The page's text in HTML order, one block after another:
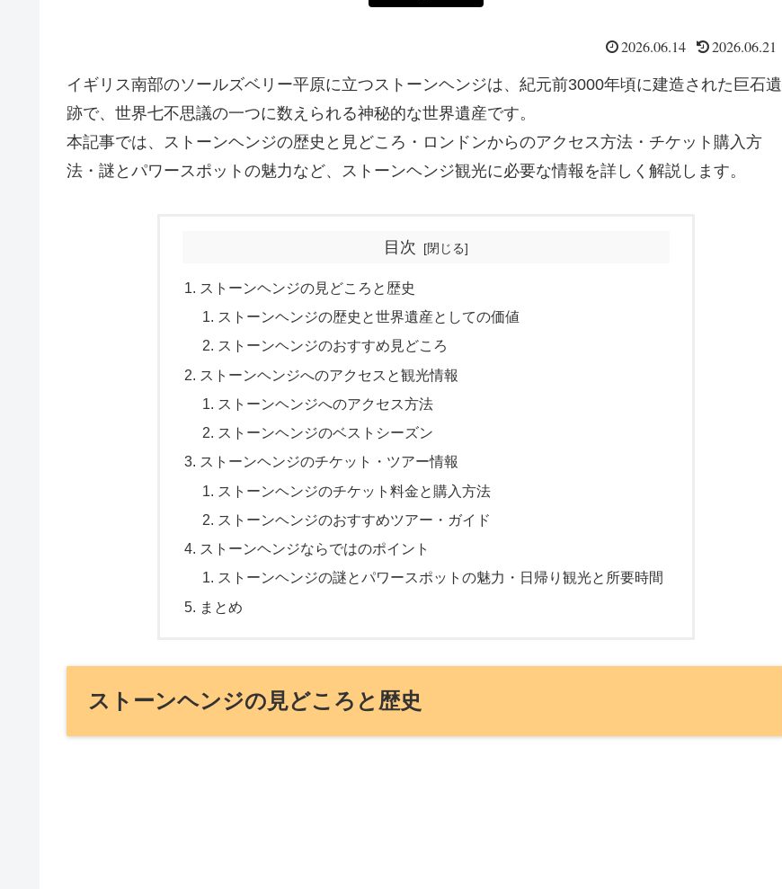
2026.06.14 2026.06.21
イギリス南部のソールズベリー平原に立つストーンヘンジは、紀元前3000年頃に建造された巨石遺
跡で、世界七不思議の一つに数えられる神秘的な世界遺産です。
本記事では、ストーンヘンジの歴史と見どころ・ロンドンからのアクセス方法・チケット購入方
法・謎とパワースポットの魅力など、ストーンヘンジ観光に必要な情報を詳しく解説します。
目次
ストーンヘンジの見どころと歴史
ストーンヘンジの歴史と世界遺産としての価値
ストーンヘンジのおすすめ見どころ
ストーンヘンジへのアクセスと観光情報
ストーンヘンジへのアクセス方法
ストーンヘンジのベストシーズン
ストーンヘンジのチケット・ツアー情報
ストーンヘンジのチケット料金と購入方法
ストーンヘンジのおすすめツアー・ガイド
ストーンヘンジならではのポイント
ストーンヘンジの謎とパワースポットの魅力・日帰り観光と所要時間
まとめ
ストーンヘンジの見どころと歴史